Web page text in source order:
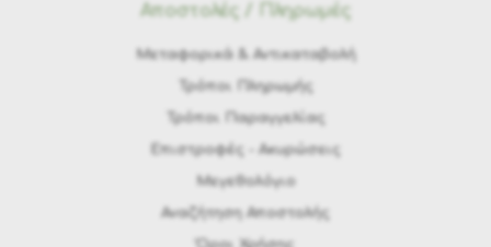
Αποστολές / Πληρωμές
Μεταφορικά & Αντικαταβολή
Τρόποι Πληρωμής
Τρόποι Παραγγελίας
Eπιστροφές - Ακυρώσεις
Μεγεθολόγιο
Αναζήτηση Αποστολής